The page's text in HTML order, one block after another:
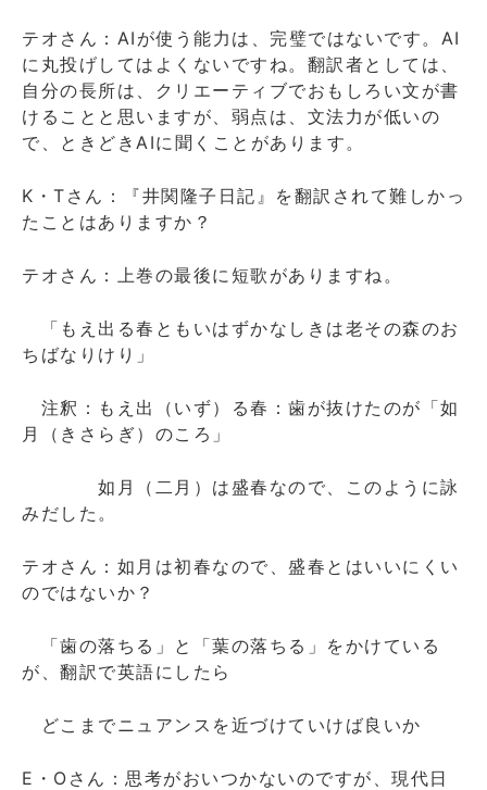
テオさん：AIが使う能力は、完璧ではないです。AI
に丸投げしてはよくないですね。翻訳者としては、
自分の長所は、クリエーティブでおもしろい文が書
けることと思いますが、弱点は、文法力が低いの
で、ときどきAIに聞くことがあります。
K・Tさん：『井関隆子日記』を翻訳されて難しかっ
たことはありますか？
テオさん：上巻の最後に短歌がありますね。
「もえ出る春ともいはずかなしきは老その森のお
ちばなりけり」
注釈：もえ出（いず）る春：歯が抜けたのが「如
月（きさらぎ）のころ」
如月（二月）は盛春なので、このように詠
みだした。
テオさん：如月は初春なので、盛春とはいいにくい
のではないか？
「歯の落ちる」と「葉の落ちる」をかけている
が、翻訳で英語にしたら
どこまでニュアンスを近づけていけば良いか
E・Oさん：思考がおいつかないのですが、現代日